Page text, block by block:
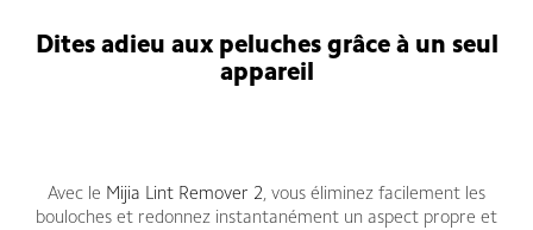
Dites adieu aux peluches grâce à un seul
appareil
Avec le Mijia Lint Remover 2, vous éliminez facilement les
bouloches et redonnez instantanément un aspect propre et